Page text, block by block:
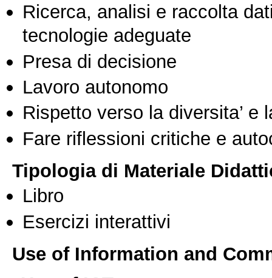
Ricerca, analisi e raccolta
tecnologie adeguate
Presa di decisione
Lavoro autonomo
Rispetto verso la diversita’ e
Fare riflessioni critiche e
Tipologia di Materiale
Libro
Esercizi interattivi
Use of Information and